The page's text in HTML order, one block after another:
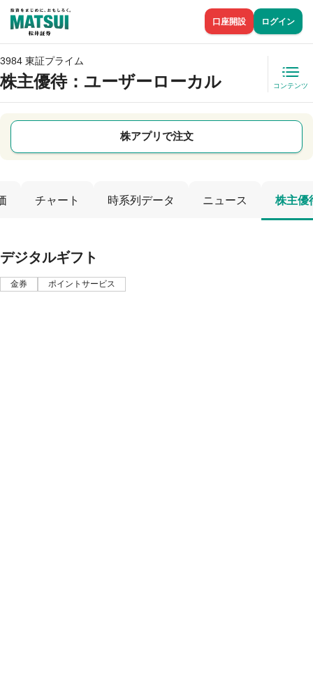
口座開設 ログイン
3984 東証プライム
株主優待：ユーザーローカル コンテンツ
株アプリで注文
チャート 時系列データ ニュース 株主優
デジタルギフト
金券 ポイントサービス